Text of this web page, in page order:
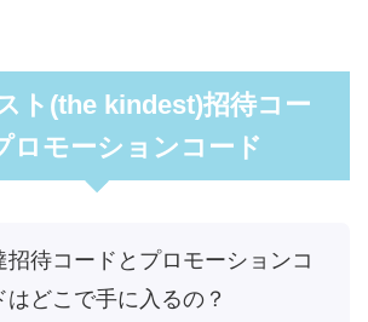
ト(the kindest)招待コー
ロモーションコード
招待コードとプロモーションコ
はどこで手に入るの？